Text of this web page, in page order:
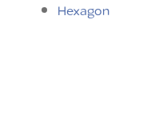
Hexagon